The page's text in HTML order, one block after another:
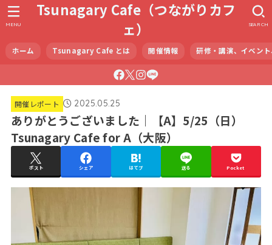
Tsunagary Cafe（つながりカフ
ェ）
ホーム Tsunagary Cafe とは 開催情報 研修・講演、イベン
SEARCH
MENU
開催レポート 2025.05.25
ありがとうございました｜【A】5/25（日）
Tsunagary Cafe for A（大阪）
ポスト シェア はてブ 送る Pocket